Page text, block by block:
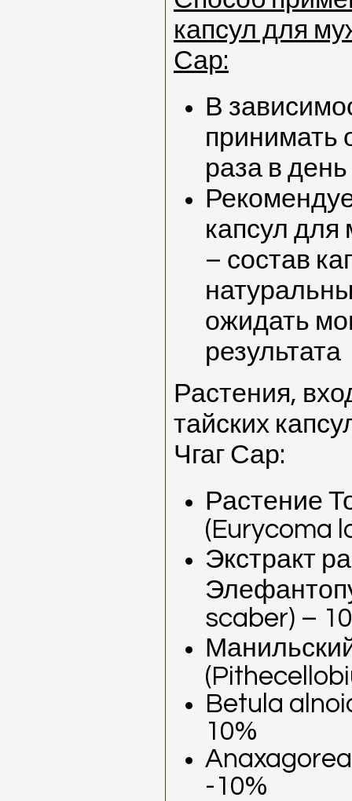
капсул для
Сар:
В
принимать
раза в
капсул
– состав
ожидать
результата
Растения,
тайских
Чгаг Сар:
Растение
(Eurycoma
Экстракт
scaber) –
Betula
10%
-10%